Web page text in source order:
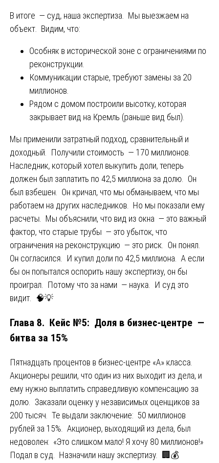
В итоге — суд, наша экспертиза. Мы выезжаем на
объект. Видим, что:
Особняк в исторической зоне с ограничениями по
реконструкции.
Коммуникации старые, требуют замены за 20
миллионов.
Рядом с домом построили высотку, которая
закрывает вид на Кремль (раньше вид был).
Мы применили затратный подход, сравнительный и
доходный. Получили стоимость — 170 миллионов.
Наследник, который хотел выкупить доли, теперь
должен был заплатить по 42,5 миллиона за долю. Он
был взбешен. Он кричал, что мы обманываем, что мы
работаем на других наследников. Но мы показали ему
расчеты. Мы объяснили, что вид из окна — это важный
фактор, что старые трубы — это убыток, что
ограничения на реконструкцию — это риск. Он понял.
Он согласился. И купил доли по 42,5 миллиона. А если
бы он попытался оспорить нашу экспертизу, он бы
проиграл. Потому что за нами — наука. И суд это
видит. 🧠💡
Глава 8. Кейс №5: Доля в бизнес-центре —
битва за 15%
Пятнадцать процентов в бизнес-центре «А» класса.
Акционеры решили, что один из них выходит из дела, и
ему нужно выплатить справедливую компенсацию за
долю. Заказали оценку у независимых оценщиков за
200 тысяч. Те выдали заключение: 50 миллионов
рублей за 15%. Акционер, выходящий из дела, был
недоволен: «Это слишком мало! Я хочу 80 миллионов!»
Подал в суд. Назначили нашу экспертизу. 🏢💰